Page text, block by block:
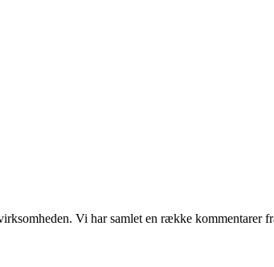
Vi har samlet en række kommentarer